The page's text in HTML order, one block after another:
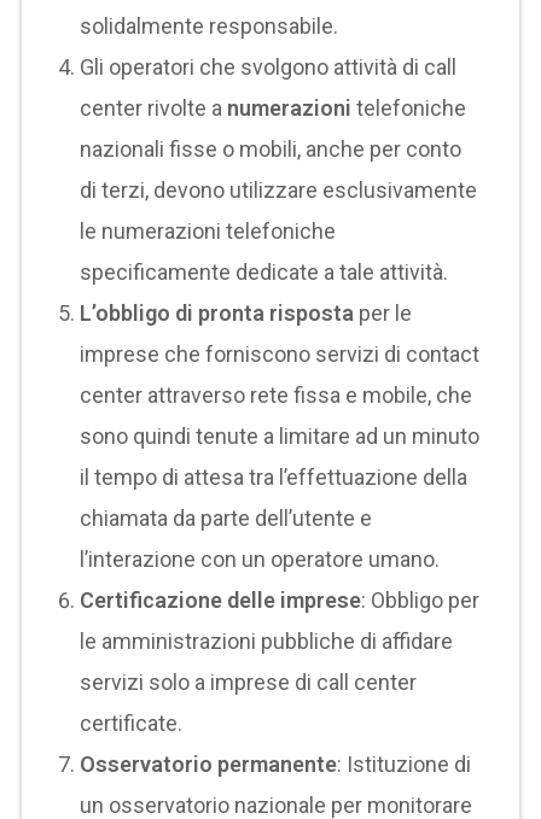
solidalmente responsabile.
Gli operatori che svolgono attività di call
center rivolte a numerazionitelefoniche
nazionali fisse o mobili, anche per conto
di terzi, devono utilizzare esclusivamente
le numerazioni telefoniche
specificamente dedicate a tale attività.
L’obbligo di pronta risposta per le
imprese che forniscono servizi di contact
center attraverso rete fissa e mobile, che
sono quindi tenute a limitare ad un minuto
il tempo di attesa tra l’effettuazione della
chiamata da parte dell’utente e
l’interazione con un operatore umano.
Certificazione delle imprese: Obbligo per
le amministrazioni pubbliche di affidare
servizi solo a imprese di call center
certificate.
Osservatorio permanente: Istituzione di
un osservatorio nazionale per monitorare